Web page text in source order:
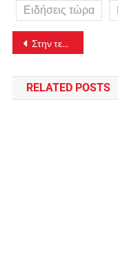
Ειδήσεις τώρα
Πλοήγηση
άρθρων
Στην τελική ευθεία η ανάπλαση της κάτω πλευράς της πλατείας Συντάγματος – Δείτε εικόνες
RELATED POSTS